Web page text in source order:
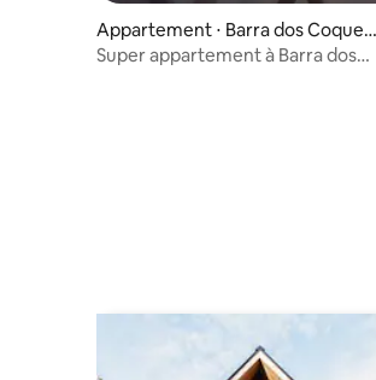
Appartement ⋅ Barra dos Coqueir
os
Super appartement à Barra dos